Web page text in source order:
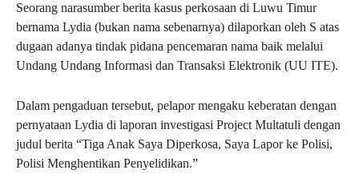
Seorang narasumber berita kasus perkosaan di Luwu Timur
bernama Lydia (bukan nama sebenarnya) dilaporkan oleh S atas
dugaan adanya tindak pidana pencemaran nama baik melalui
Undang Undang Informasi dan Transaksi Elektronik (UU ITE).
Dalam pengaduan tersebut, pelapor mengaku keberatan dengan
pernyataan Lydia di laporan investigasi Project Multatuli dengan
judul berita “Tiga Anak Saya Diperkosa, Saya Lapor ke Polisi,
Polisi Menghentikan Penyelidikan.”